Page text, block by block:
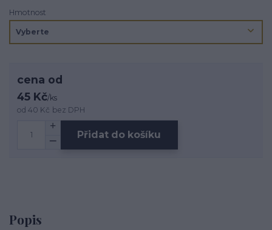
Hmotnost
cena od
45 Kč/ks
od40 Kč bez DPH
Přidat do košíku
Popis